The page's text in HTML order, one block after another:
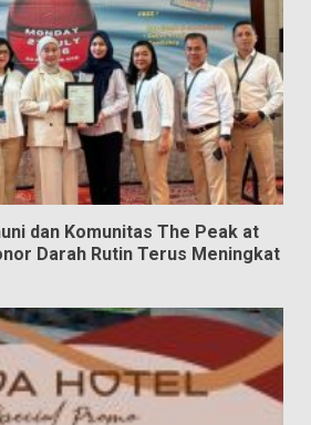
dan Komunitas The Peak at
Darah Rutin Terus Meningkat